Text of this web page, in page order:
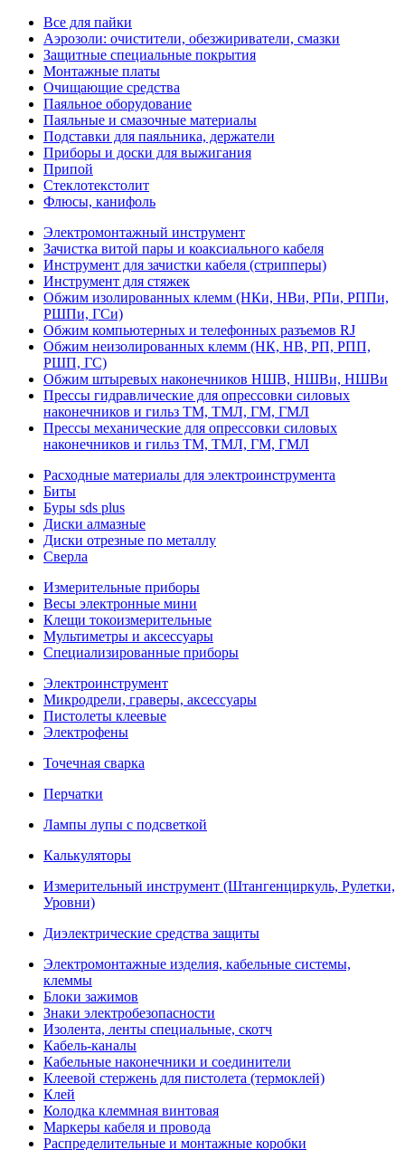
Все для пайки
Аэрозоли: очистители, обезжириватели, смазки
Защитные специальные покрытия
Монтажные платы
Очищающие средства
Паяльное оборудование
Паяльные и смазочные материалы
Подставки для паяльника, держатели
Приборы и доски для выжигания
Припой
Стеклотекстолит
Флюсы, канифоль
Электромонтажный инструмент
Зачистка витой пары и коаксиального кабеля
Инструмент для зачистки кабеля (стрипперы)
Инструмент для стяжек
Обжим изолированных клемм (НКи, НВи, РПи, РППи,
РШПи, ГСи)
Обжим компьютерных и телефонных разъемов RJ
Обжим неизолированных клемм (НК, НВ, РП, РПП,
РШП, ГС)
Обжим штыревых наконечников НШВ, НШВи, НШВи
Прессы гидравлические для опрессовки силовых
наконечников и гильз ТМ, ТМЛ, ГМ, ГМЛ
Прессы механические для опрессовки силовых
наконечников и гильз ТМ, ТМЛ, ГМ, ГМЛ
Расходные материалы для электроинструмента
Биты
Буры sds plus
Диски алмазные
Диски отрезные по металлу
Сверла
Измерительные приборы
Весы электронные мини
Клещи токоизмерительные
Мультиметры и аксессуары
Специализированные приборы
Электроинструмент
Микродрели, граверы, аксессуары
Пистолеты клеевые
Электрофены
Точечная сварка
Перчатки
Лампы лупы с подсветкой
Калькуляторы
Измерительный инструмент (Штангенциркуль, Рулетки,
Уровни)
Диэлектрические средства защиты
Электромонтажные изделия, кабельные системы,
клеммы
Блоки зажимов
Знаки электробезопасности
Изолента, ленты специальные, скотч
Кабель-каналы
Кабельные наконечники и соединители
Клеевой стержень для пистолета (термоклей)
Клей
Колодка клеммная винтовая
Маркеры кабеля и провода
Распределительные и монтажные коробки